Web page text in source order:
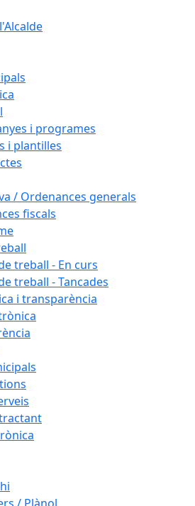
i programes
i plantilles
/ Ordenances generals
fiscals
treball - En curs
treball - Tancades
i transparència